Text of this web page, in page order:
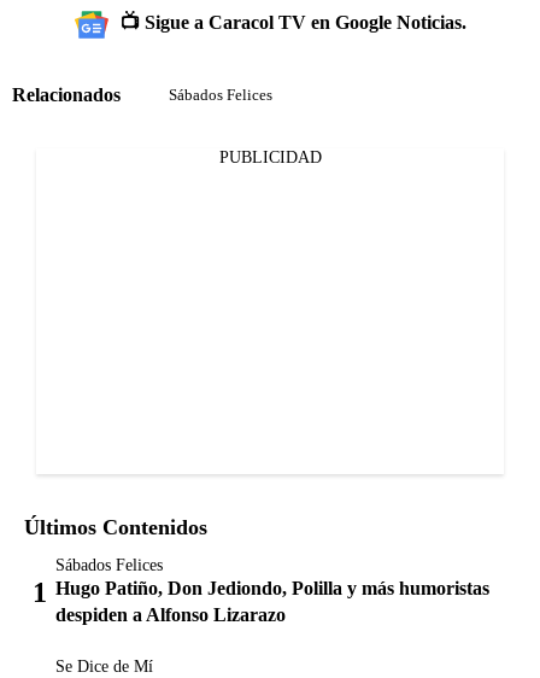
📺 Sigue a Caracol TV en Google Noticias.
Relacionados Sábados Felices
PUBLICIDAD
Últimos Contenidos
Sábados Felices
Hugo Patiño, Don Jediondo, Polilla y más humoristas
despiden a Alfonso Lizarazo
Se Dice de Mí